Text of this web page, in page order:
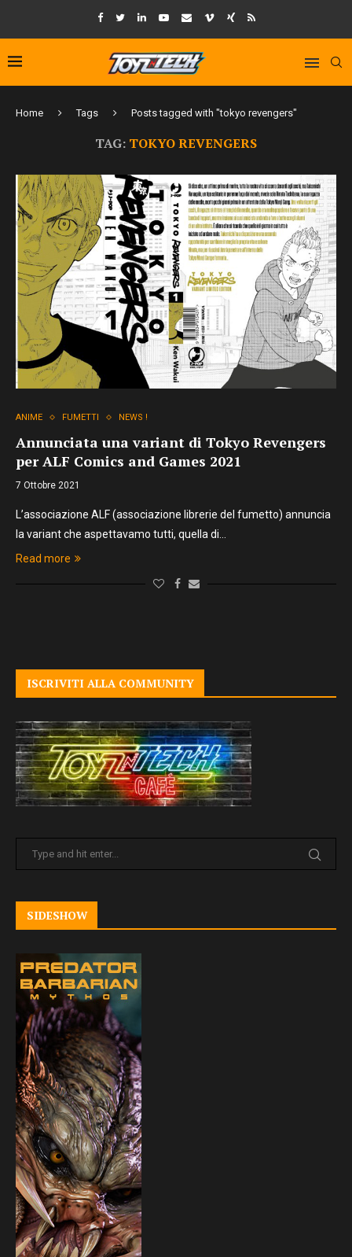
Home Tags Posts tagged with "tokyo revengers"
TAG: TOKYO REVENGERS
ANIME FUMETTI NEWS !
Annunciata una variant di Tokyo Revengers
per ALF Comics and Games 2021
7 Ottobre 2021
L’associazione ALF (associazione librerie del fumetto) annuncia
la variant che aspettavamo tutti, quella di…
Read more
ISCRIVITI ALLA COMMUNITY
SIDESHOW